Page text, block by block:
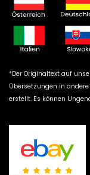
*Der Originaltext auf
Übersetzungen in
erstellt. Es können